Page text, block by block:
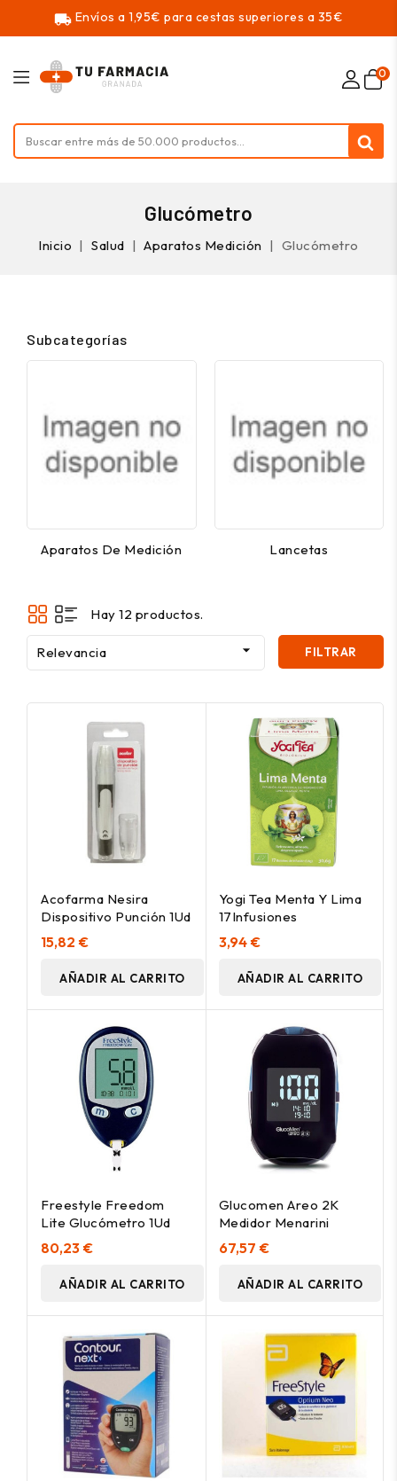
local_shipping Envíos a 1,95€ para cestas superiores a 35€
0
Glucómetro
Inicio Salud Aparatos Medición Glucómetro
Subcategorías
Aparatos De Medición Lancetas
Hay 12 productos.
Relevancia  FILTRAR
Acofarma Nesira
Dispositivo Punción 1Ud
15,82 €
AÑADIR AL CARRITO
Yogi Tea Menta Y Lima
17Infusiones
3,94 €
AÑADIR AL CARRITO
Freestyle Freedom
Lite Glucómetro 1Ud
80,23 €
AÑADIR AL CARRITO
Glucomen Areo 2K
Medidor Menarini
67,57 €
AÑADIR AL CARRITO